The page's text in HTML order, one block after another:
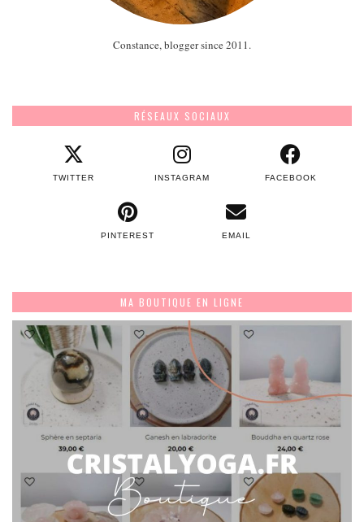
Constance, blogger since 2011.
RÉSEAUX SOCIAUX
TWITTER INSTAGRAM FACEBOOK
PINTEREST EMAIL
MA BOUTIQUE EN LIGNE